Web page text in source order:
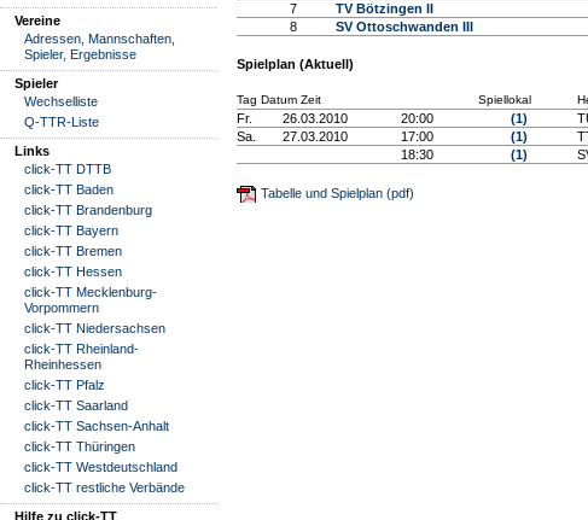
Vereine
Adressen, Mannschaften,
Spieler, Ergebnisse
Spieler
Wechselliste
Q-TTR-Liste
Links
click-TT DTTB
click-TT Baden
click-TT Brandenburg
click-TT Bayern
click-TT Bremen
click-TT Hessen
click-TT Mecklenburg-
Vorpommern
click-TT Niedersachsen
click-TT Rheinland-
Rheinhessen
click-TT Pfalz
click-TT Saarland
click-TT Sachsen-Anhalt
click-TT Thüringen
click-TT Westdeutschland
click-TT restliche Verbände
Hilfe zu click-TT
7
TV Bötzingen II
8
SV Ottoschwanden III
Spielplan (Aktuell)
Tag Datum Zeit Spiellokal
Fr. 26.03.2010 20:00 (1)
Sa.
27.03.2010 17:00 (1)
18:30
(1)
Tabelle und Spielplan (pdf)